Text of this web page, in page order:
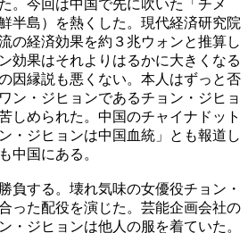
。今回は中国で先に吹いた「チメ
半島）を熱くした。現代経済研究院
の経済効果を約３兆ウォンと推算し
効果はそれよりはるかに大きくなる
因縁説も悪くない。本人はずっと否
ン・ジヒョンであるチョン・ジヒョ
しめられた。中国のチャイナドット
・ジヒョンは中国血統」とも報道し
中国にある。
負する。壊れ気味の女優役チョン・
った配役を演じた。芸能企画会社の
・ジヒョンは他人の服を着ていた。